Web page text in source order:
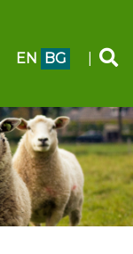
EN BG